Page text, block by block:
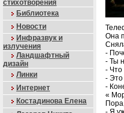
стихотворения
Библиотека
Новости
Инфразвук и
излучения
Ландшафтный
дизайн
Линки
Интернет
Костадинова Елена
Она
-
- Ты
- Что
- Это
-
«